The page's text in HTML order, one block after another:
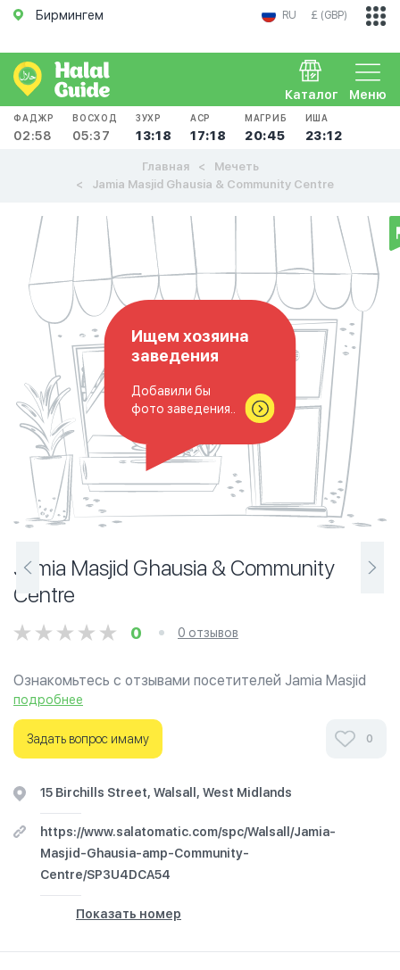
Бирмингем RU £ (GBP)
Меню
Каталог
ФАДЖР
02:58
ВОСХОД
05:37
ЗУХР
13:18
АСР
17:18
МАГРИБ
20:45
ИША
23:12
Главная
Мечеть
Jamia Masjid Ghausia & Community Centre
Ищем хозяина
заведения
Добавили бы
фото заведения..
Jamia Masjid Ghausia & Community
Centre
0 0 отзывов
Ознакомьтесь с отзывами посетителей Jamia Masjid
Ghausia & Community Centre в г.Бирмингем на
фотографиях и узнайте о часах работы. Ваше духовное
путешествие начинается здесь.
подробнее
Задать вопрос имаму 0
15 Birchills Street, Walsall, West Midlands
https://www.salatomatic.com/spc/Walsall/Jamia-
Masjid-Ghausia-amp-Community-
Centre/SP3U4DCA54
Показать номер